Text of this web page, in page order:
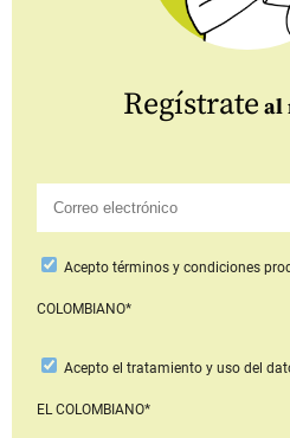
Regístrate al
Aceptotérminos y condiciones
COLOMBIANO*
Acepto el tratamiento y uso del
EL COLOMBIANO*